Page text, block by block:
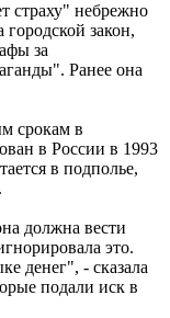
страху" небрежно
закон,
за
Ранее она
срокам в
в России в 1993
в подполье,
должна вести
это.
денег", - сказала
подали иск в